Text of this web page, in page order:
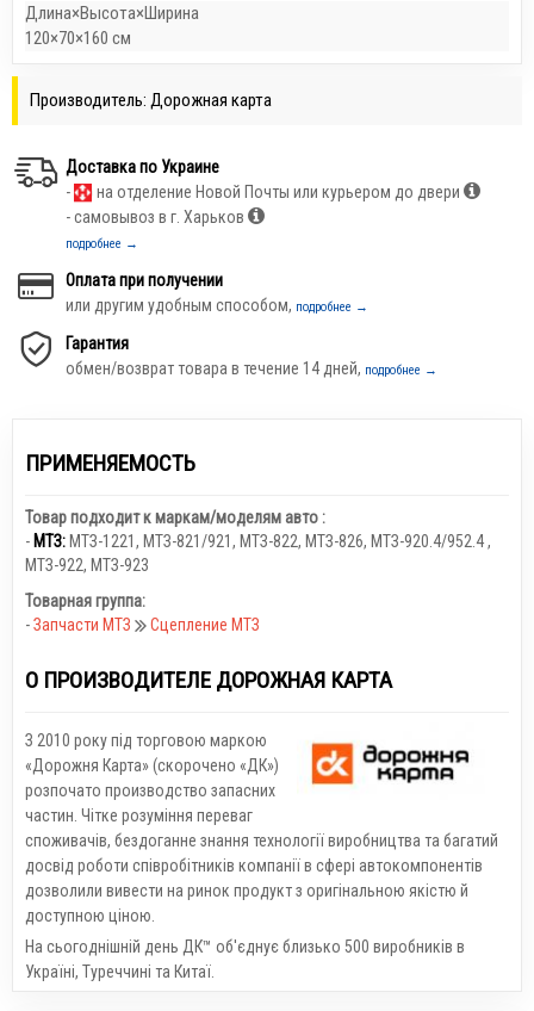
Длина×Высота×Ширина
120×70×160 см
Производитель: Дорожная карта
Доставка по Украине
-
на отделение Новой Почты или курьером до двери
- самовывоз в г. Харьков
подробнее →
Оплата при получении
или другим удобным способом, подробнее →
Гарантия
обмен/возврат товара в течение 14 дней, подробнее →
ПРИМЕНЯЕМОСТЬ
Товар подходит к маркам/моделям авто :
- МТЗ:МТЗ-1221, МТЗ-821/921, МТЗ-822, МТЗ-826, МТЗ-920.4/952.4,
МТЗ-922, МТЗ-923
Товарная группа:
-Запчасти МТЗ Сцепление МТЗ
О ПРОИЗВОДИТЕЛЕ ДОРОЖНАЯ КАРТА
З 2010 року під торговою маркою
«Дорожня Карта» (скорочено «ДК»)
розпочато производство запасних
частин. Чітке розуміння переваг
споживачів, бездоганне знання технології виробництва та багатий
досвід роботи співробітників компанії в сфері автокомпонентів
дозволили вивести на ринок продукт з оригінальною якістю й
доступною ціною.
На сьогоднішній день ДК™ об'єднує близько 500 виробників в
Україні, Туреччині та Китаї.